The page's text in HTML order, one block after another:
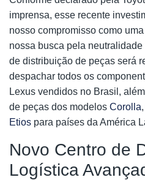
imprensa, esse recente
nosso compromisso como
nossa busca pela
de distribuição de peças será
despachar todos os
Lexus vendidos no Brasil,
de peças dos modelos Corolla,
Etios para países da América
Novo Centro de
Logística